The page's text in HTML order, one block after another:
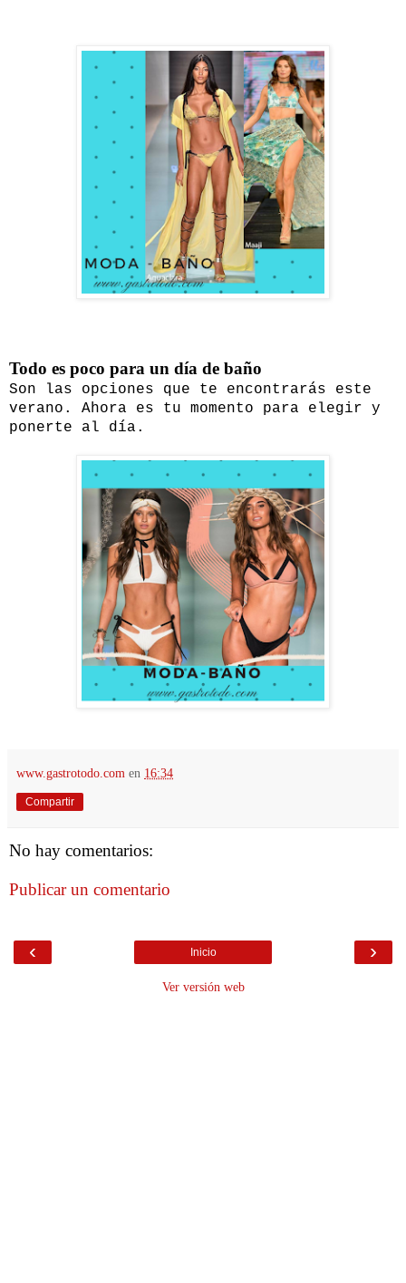
Todo es poco para un día de baño
Son las opciones que te encontrarás este
verano. Ahora es tu momento para elegir y
ponerte al día.
www.gastrotodo.com en 16:34
Compartir
No hay comentarios:
Publicar un comentario
‹ ›
Inicio
Ver versión web